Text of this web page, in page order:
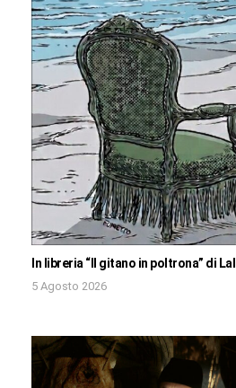
In libreria “Il gitano in poltrona” di
5 Agosto 2026